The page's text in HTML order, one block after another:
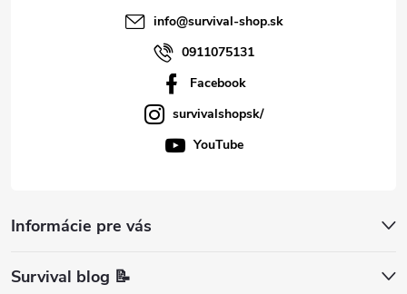
info@survival-shop.sk
0911075131
Facebook
survivalshopsk/
YouTube
Informácie pre vás
Survival blog 📝